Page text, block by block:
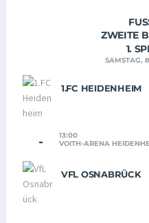
ZWEITE
1.
SAMSTAG,
1.FC HEIDENHEIM
-
13:00
VOITH-ARENA
VFL OSNABRÜCK